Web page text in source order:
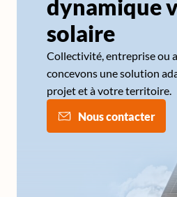
dynamique
solaire
Collectivité, entreprise ou
concevons une solution
projet et à votre territoire.
Nous contacter